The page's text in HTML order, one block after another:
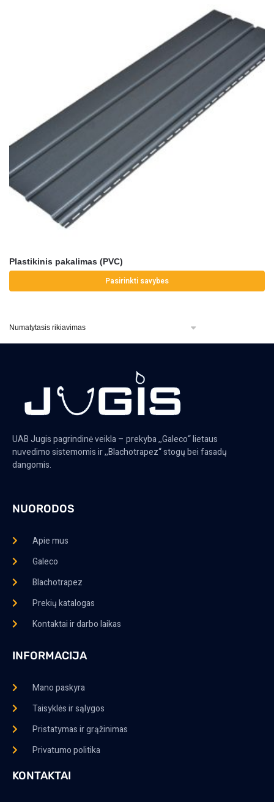
Plastikinis pakalimas (PVC)
Pasirinkti savybes
UAB Jugis pagrindinė veikla – prekyba ,,Galeco“ lietaus
nuvedimo sistemomis ir ,,Blachotrapez“ stogų bei fasadų
dangomis.
NUORODOS
Apie mus
Galeco
Blachotrapez
Prekių katalogas
Kontaktai ir darbo laikas
INFORMACIJA
Mano paskyra
Taisyklės ir sąlygos
Pristatymas ir grąžinimas
Privatumo politika
KONTAKTAI